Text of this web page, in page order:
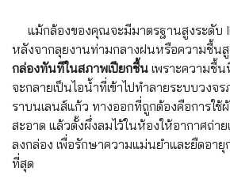
แม้กล้องของคุณจะมีมาตรฐานสูงระดับ
หลังจากลุยงานท่ามกลางฝนหรือความชื้น
กล่องทันทีในสภาพเปียกชื้น เพราะความชื้
จะกลายเป็นไอน้ำที่เข้าไปทำลายระบบวงจร
ราบนเลนส์แก้ว ทางออกที่ถูกต้องคือการใช้
สะอาด แล้วตั้งผึ่งลมไว้ในห้องให้อากาศถ่า
ลงกล่อง เพื่อรักษาความแม่นยำและยืดอายุ
ที่สุด